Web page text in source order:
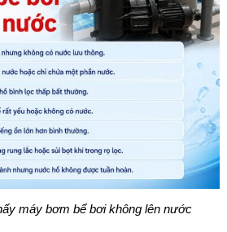
máy bơm bể bơi không lên nước